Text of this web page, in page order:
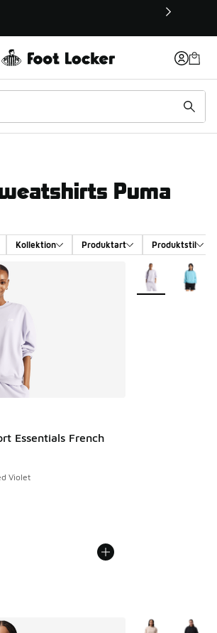
in einem neuen Fenster
Puma
Kollektion Produktart Produktstil
Essentials French
Violet
Weitere Farben
Weitere Farben